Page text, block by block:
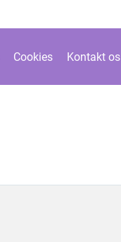
Cookies Kontakt os